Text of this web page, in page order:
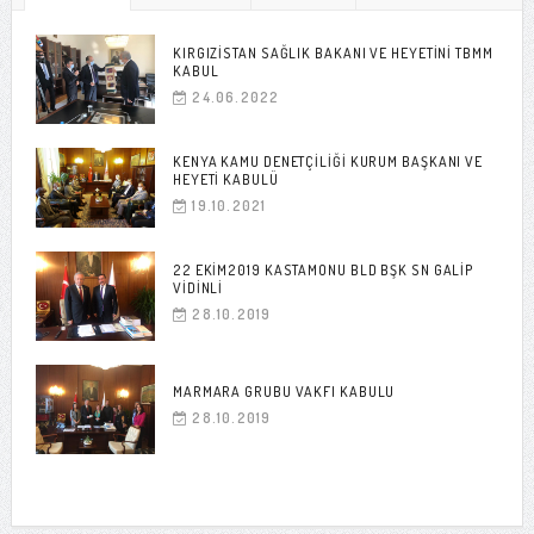
KIRGIZISTAN SAĞLIK BAKANI VE HEYETINI TBMM
KABUL
24.06.2022
KENYA KAMU DENETÇILIĞI KURUM BAŞKANI VE
HEYETI KABULÜ
19.10.2021
22 EKIM2019 KASTAMONU BLD BŞK SN GALIP
VIDINLI
28.10.2019
MARMARA GRUBU VAKFI KABULU
28.10.2019